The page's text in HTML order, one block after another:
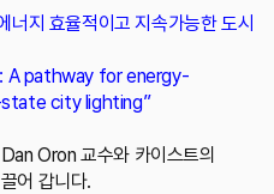
지 효율적이고 지속가능한 도시
A pathway for energy-
city lighting”
Oron 교수와 카이스트의
어 갑니다.